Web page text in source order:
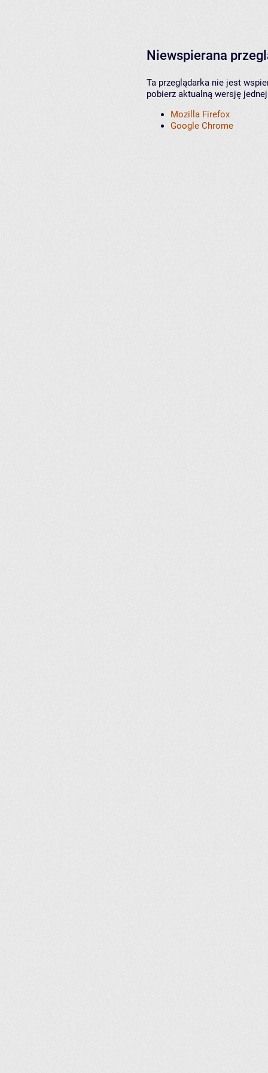
Niewspierana
Ta przeglądarka nie jest
pobierz aktualną wersję
Mozilla Firefox
Google Chrome